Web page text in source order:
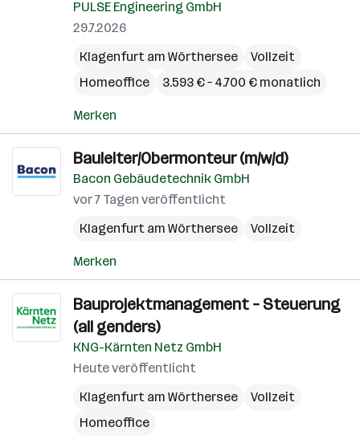
PULSE Engineering GmbH
29.7.2026
Klagenfurt am Wörthersee
Vollzeit
Homeoffice
3.593 € – 4.700 € monatlich
Merken
Bauleiter/Obermonteur (m/w/d)
Bacon Gebäudetechnik GmbH
vor 7 Tagen veröffentlicht
Klagenfurt am Wörthersee
Vollzeit
Merken
Bauprojektmanagement – Steuerung
(all genders)
KNG-Kärnten Netz GmbH
Heute veröffentlicht
Klagenfurt am Wörthersee
Vollzeit
Homeoffice